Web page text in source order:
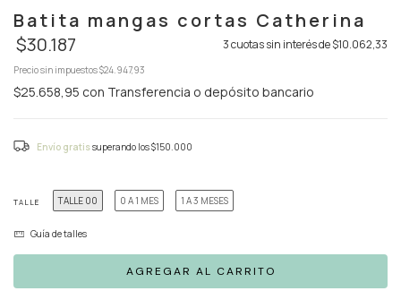
Batita mangas cortas Catherina
$30.187
3cuotas sin interés de$10.062,33
Precio sin impuestos$24.947,93
$25.658,95 con Transferencia o depósito bancario
Envío gratissuperando los$150.000
TALLE TALLE 00 0 A 1 MES 1 A 3 MESES
Guía de talles